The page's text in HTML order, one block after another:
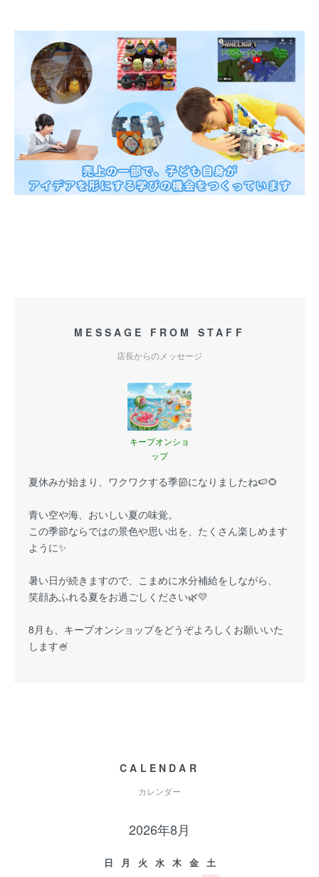
MESSAGE FROM STAFF
店長からのメッセージ
キープオンショ
ップ
夏休みが始まり、ワクワクする季節になりましたね🍉🌻
青い空や海、おいしい夏の味覚。
この季節ならではの景色や思い出を、たくさん楽しめます
ように✨
暑い日が続きますので、こまめに水分補給をしながら、
笑顔あふれる夏をお過ごしください🌿💛
8月も、キープオンショップをどうぞよろしくお願いいた
します🍧
CALENDAR
カレンダー
2026年8月
日 月 火 水 木 金
土